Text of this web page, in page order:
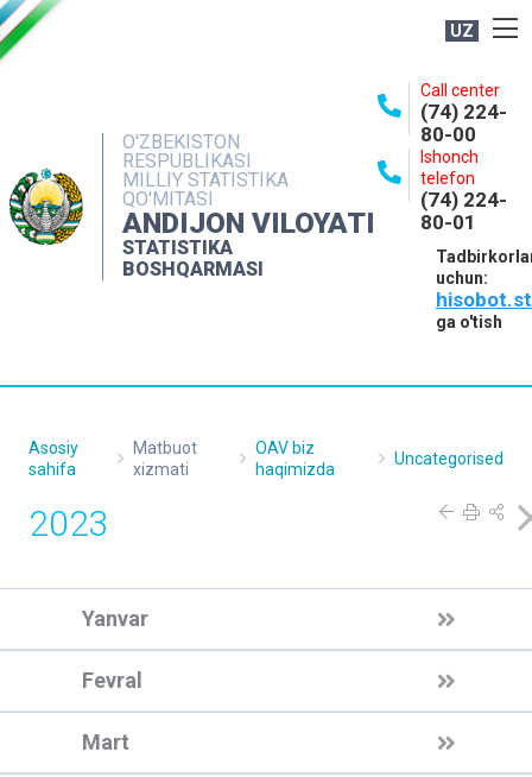
UZ
O'ZBEKISTON
RESPUBLIKASI
MILLIY STATISTIKA
QO'MITASI
ANDIJON VILOYATI
STATISTIKA
BOSHQARMASI
Call center
(74) 224-
80-00
Ishonch
telefon
(74) 224-
80-01
uchun:
ga o'tish
NASHRLAR
INTERAKTIV XIZMATLAR
MATBUOT XIZMATI
MUROJAATLAR
Asosiy
sahifa
Matbuot
xizmati
OAV biz
haqimizda
Uncategorised
2023
Yanvar
Fevral
Mart